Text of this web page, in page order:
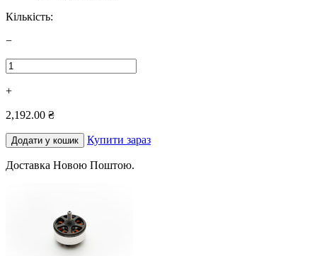
Кількість:
−
+
2,192.00 ₴
Додати у кошик Купити зараз
Доставка Новою Поштою.